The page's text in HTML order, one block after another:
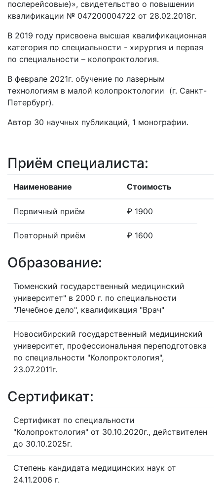
послерейсовые)», свидетельство о повышении
квалификации № 047200004722 от 28.02.2018г.
В 2019 году присвоена высшая квалификационная
категория по специальности - хирургия и первая
по специальности – колопроктология.
В феврале 2021г. обучение по лазерным
технологиям в малой колопроктологии (г. Санкт-
Петербург).
Автор 30 научных публикаций, 1 монографии.
Приём специалиста:
Наименование Стоимость
Первичный приём ₽ 1900
Повторный приём ₽ 1600
Образование:
Тюменский государственный медицинский
университет" в 2000 г. по специальности
"Лечебное дело", квалификация "Врач"
Новосибирский государственный медицинский
университет, профессиональная переподготовка
по специальности "Колопроктология",
23.07.2011г.
Сертификат:
Сертификат по специальности
"Колопроктология" от 30.10.2020г., действителен
до 30.10.2025г.
Степень кандидата медицинских наук от
24.11.2006 г.